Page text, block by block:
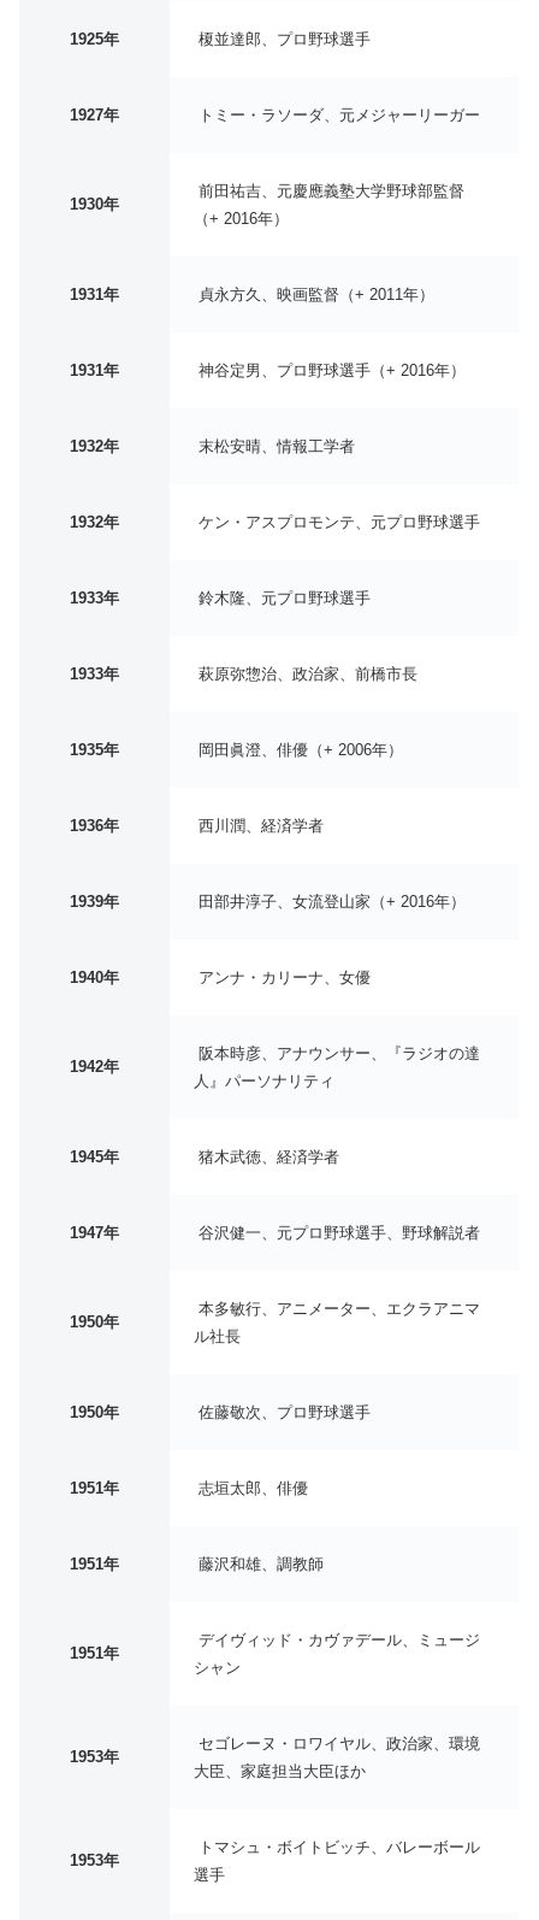
1925年 榎並達郎、プロ野球選手
1927年 トミー・ラソーダ、元メジャーリーガー
1930年
前田祐吉、元慶應義塾大学野球部監督
（+ 2016年）
1931年 貞永方久、映画監督（+ 2011年）
1931年 神谷定男、プロ野球選手（+ 2016年）
1932年 末松安晴、情報工学者
1932年 ケン・アスプロモンテ、元プロ野球選手
1933年 鈴木隆、元プロ野球選手
1933年 萩原弥惣治、政治家、前橋市長
1935年 岡田眞澄、俳優（+ 2006年）
1936年 西川潤、経済学者
1939年 田部井淳子、女流登山家（+ 2016年）
1940年 アンナ・カリーナ、女優
1942年
阪本時彦、アナウンサー、『ラジオの達
人』パーソナリティ
1945年 猪木武徳、経済学者
1947年 谷沢健一、元プロ野球選手、野球解説者
1950年
本多敏行、アニメーター、エクラアニマ
ル社長
1950年 佐藤敬次、プロ野球選手
1951年 志垣太郎、俳優
1951年 藤沢和雄、調教師
1951年
デイヴィッド・カヴァデール、ミュージ
シャン
1953年
セゴレーヌ・ロワイヤル、政治家、環境
大臣、家庭担当大臣ほか
1953年
トマシュ・ボイトビッチ、バレーボール
選手